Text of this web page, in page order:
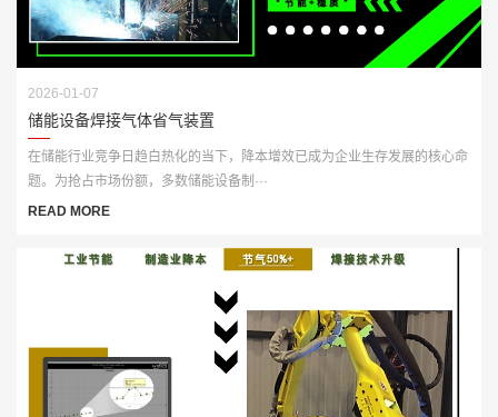
2026-01-07
储能设备焊接气体省气装置
在储能行业竞争日趋白热化的当下，降本增效已成为企业生存发展的核心命
题。为抢占市场份额，多数储能设备制···
READ MORE